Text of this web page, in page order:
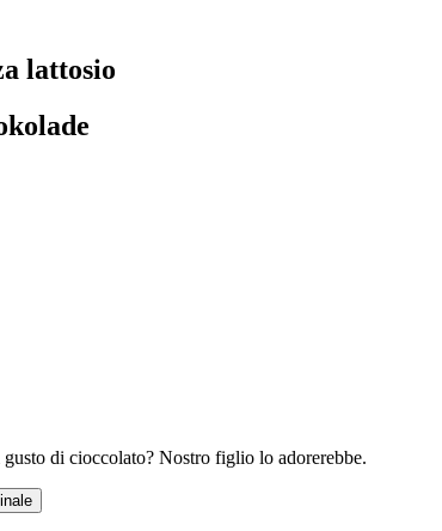
lattosio
di cioccolato? Nostro figlio lo adorerebbe.